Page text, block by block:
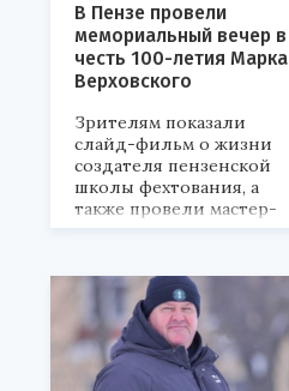
В Пензе провели
мемориальный вечер в
честь 100-летия Марка
Верховского
Зрителям показали
слайд-фильм о жизни
создателя пензенской
школы фехтования, а
также провели мастер-
класс по бою на саблях.